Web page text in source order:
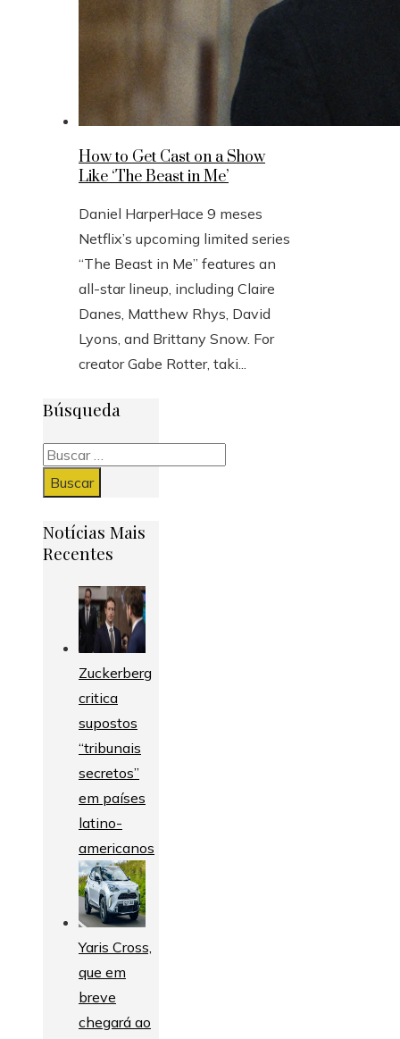
How to Get Cast on a Show
Like ‘The Beast in Me’
Daniel HarperHace 9 meses
Netflix’s upcoming limited series
“The Beast in Me” features an
all-star lineup, including Claire
Danes, Matthew Rhys, David
Lyons, and Brittany Snow. For
creator Gabe Rotter, taki...
Búsqueda
Buscar:
Notícias Mais
Recentes
Zuckerberg
critica
supostos
“tribunais
secretos”
em países
latino-
americanos
Yaris Cross,
que em
breve
chegará ao